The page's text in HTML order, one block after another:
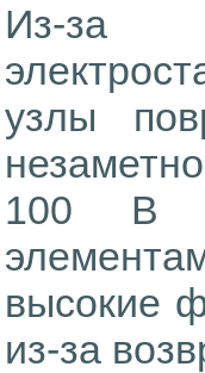
Из-за
узлы
100 В
высокие
из-за